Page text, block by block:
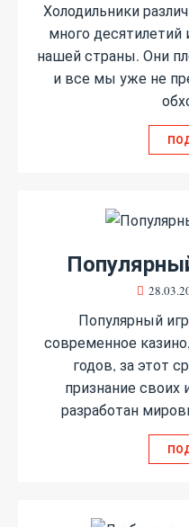
Холодильники
много
нашей страны. Они
и все мы уже не
Популярный
современное
годов, за этот
признание своих
разработан